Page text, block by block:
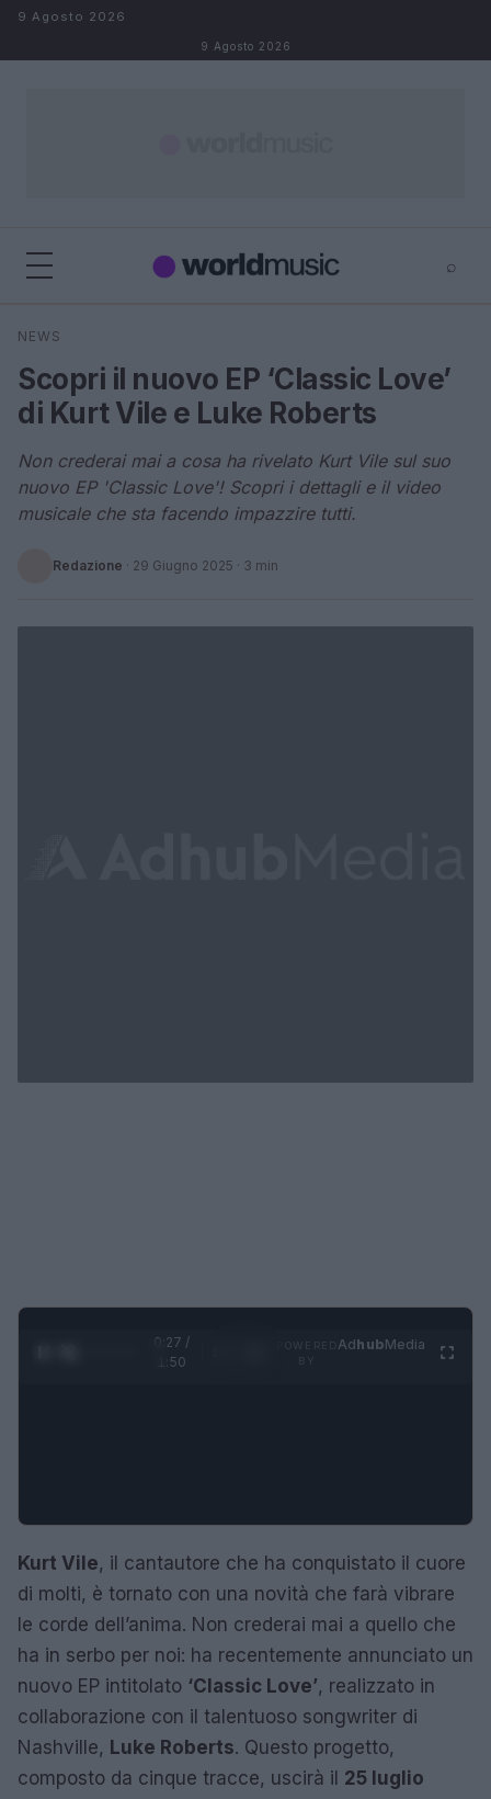
Salta al contenuto
9 Agosto 2026
9 Agosto 2026
⌕
Cerca
NEWS
Scopri il nuovo EP ‘Classic Love’
di Kurt Vile e Luke Roberts
Non crederai mai a cosa ha rivelato Kurt Vile sul suo
nuovo EP 'Classic Love'! Scopri i dettagli e il video
musicale che sta facendo impazzire tutti.
Redazione · 29 Giugno 2025 · 3 min
0:28 /
1:50
AdhubMedia
Kurt Vile, il cantautore che ha conquistato il cuore
di molti, è tornato con una novità che farà vibrare
le corde dell’anima. Non crederai mai a quello che
ha in serbo per noi: ha recentemente annunciato un
nuovo EP intitolato ‘Classic Love’, realizzato in
collaborazione con il talentuoso songwriter di
Nashville, Luke Roberts. Questo progetto,
composto da cinque tracce, uscirà il 25 luglio